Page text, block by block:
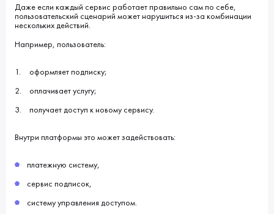
Даже если каждый сервис работает правильно сам по себе,
пользовательский сценарий может нарушиться из-за комбинации
нескольких действий.
Например, пользователь:
оформляет подписку;
оплачивает услугу;
получает доступ к новому сервису.
Внутри платформы это может задействовать:
платежную систему,
сервис подписок,
систему управления доступом.